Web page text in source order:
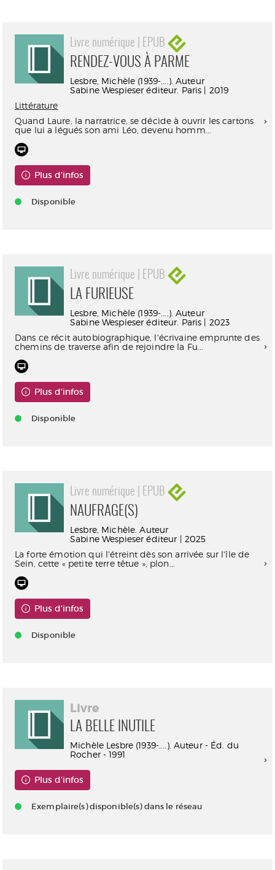
Livre numérique | EPUB
RENDEZ-VOUS À PARME
Lesbre, Michèle (1939-....). Auteur
Sabine Wespieser éditeur. Paris | 2019
Littérature
Quand Laure, la narratrice, se décide à ouvrir les cartons
que lui a légués son ami Léo, devenu homm...
Plus d'infos
Disponible
Livre numérique | EPUB
LA FURIEUSE
Lesbre, Michèle (1939-....). Auteur
Sabine Wespieser éditeur. Paris | 2023
Dans ce récit autobiographique, l'écrivaine emprunte des
chemins de traverse afin de rejoindre la Fu...
Plus d'infos
Disponible
Livre numérique | EPUB
NAUFRAGE(S)
Lesbre, Michèle. Auteur
Sabine Wespieser éditeur | 2025
La forte émotion qui l'étreint dès son arrivée sur l'île de
Sein, cette « petite terre têtue », plon...
Plus d'infos
Disponible
Livre
LA BELLE INUTILE
Michèle Lesbre (1939-....). Auteur - Éd. du
Rocher - 1991
Plus d'infos
Exemplaire(s) disponible(s) dans le réseau